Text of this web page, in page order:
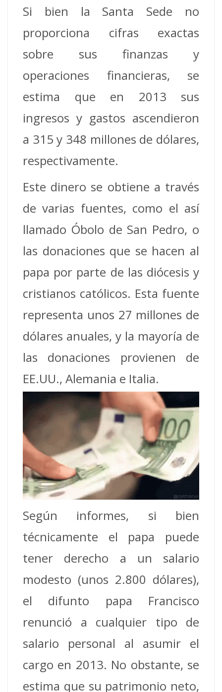
Si bien la Santa Sede no
proporciona cifras exactas
sobre sus finanzas y
operaciones financieras, se
estima que en 2013 sus
ingresos y gastos ascendieron
a 315 y 348 millones de dólares,
respectivamente.
Este dinero se obtiene a través
de varias fuentes, como el así
llamado Óbolo de San Pedro, o
las donaciones que se hacen al
papa por parte de las diócesis y
cristianos católicos. Esta fuente
representa unos 27 millones de
dólares anuales, y la mayoría de
las donaciones provienen de
EE.UU., Alemania e Italia.
Según informes, si bien
técnicamente el papa puede
tener derecho a un salario
modesto (unos 2.800 dólares),
el difunto papa Francisco
renunció a cualquier tipo de
salario personal al asumir el
cargo en 2013. No obstante, se
estima que su patrimonio neto,